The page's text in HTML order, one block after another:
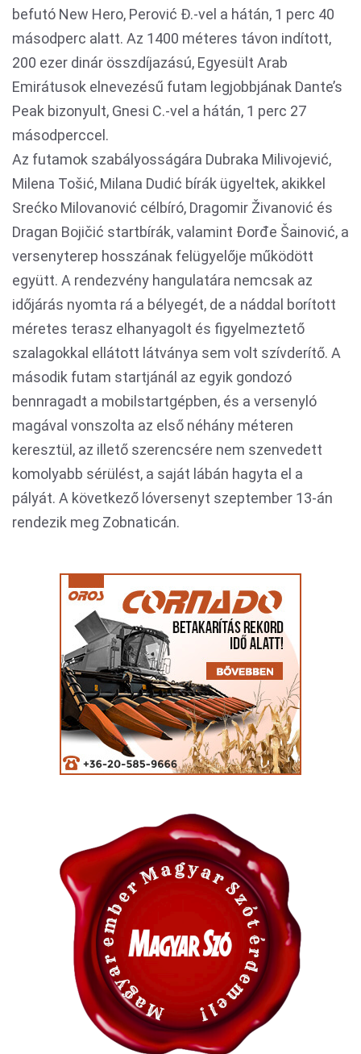
befutó New Hero, Perović Đ.-vel a hátán, 1 perc 40
másodperc alatt. Az 1400 méteres távon indított,
200 ezer dinár összdíjazású, Egyesült Arab
Emirátusok elnevezésű futam legjobbjának Dante’s
Peak bizonyult, Gnesi C.-vel a hátán, 1 perc 27
másodperccel.
Az futamok szabályosságára Dubraka Milivojević,
Milena Tošić, Milana Dudić bírák ügyeltek, akikkel
Srećko Milovanović célbíró, Dragomir Živanović és
Dragan Bojičić startbírák, valamint Đorđe Šainović, a
versenyterep hosszának felügyelője működött
együtt. A rendezvény hangulatára nemcsak az
időjárás nyomta rá a bélyegét, de a náddal borított
méretes terasz elhanyagolt és figyelmeztető
szalagokkal ellátott látványa sem volt szívderítő. A
második futam startjánál az egyik gondozó
bennragadt a mobilstartgépben, és a versenyló
magával vonszolta az első néhány méteren
keresztül, az illető szerencsére nem szenvedett
komolyabb sérülést, a saját lábán hagyta el a
pályát. A következő lóversenyt szeptember 13-án
rendezik meg Zobnaticán.